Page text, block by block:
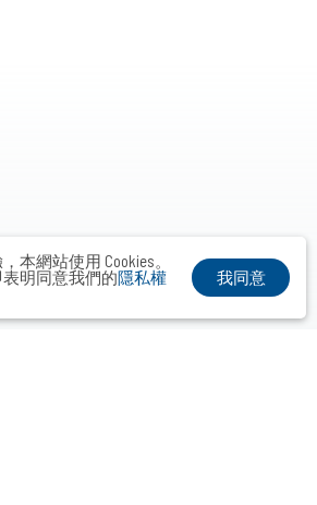
本網站使用 Cookies。
明同意我們的隱私權
我同意